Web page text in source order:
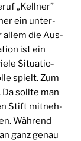
„Kell­ner”
ein unter­
allem die Aus­
ist ein
Situa­tio­
spielt. Zum
soll­te man
Stift mit­neh­
Wäh­rend
ganz genau